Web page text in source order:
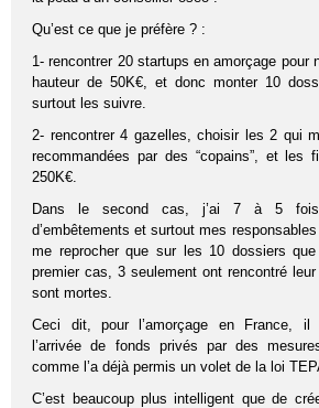
Qu’est ce que je préfère ? :
1- rencontrer 20 startups en amorçage pour
hauteur de 50K€, et donc monter 10
surtout les suivre.
2- rencontrer 4 gazelles, choisir les 2 qui
recommandées par des “copains”, et les
250K€.
Dans le second cas, j’ai 7 à 5 fois
d’embêtements et surtout mes
me reprocher que sur les 10 dossiers
premier cas, 3 seulement ont rencontré
sont mortes.
Ceci dit, pour l’amorçage en France, il
l’arrivée de fonds privés par des
comme l’a déjà permis un volet de la loi
C’est beaucoup plus intelligent que de